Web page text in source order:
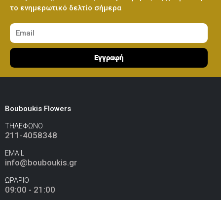
Ελεφαντάκι Ροζ 50εκ
το ενημερωτικό δελτίο σήμερα
Εγγραφή
Bouboukis Flowers
ΤΗΛΕΦΩΝΟ
211-4058348
EMAIL
info@bouboukis.gr
ΩΡΑΡΙΟ
09:00 - 21:00